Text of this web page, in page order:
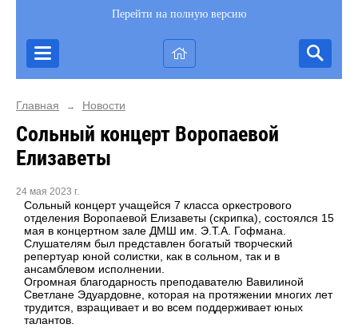
Перейти на полную версию
Главная → Новости
Сольный концерт Воропаевой
Елизаветы
24 мая 2023 г.
Сольный концерт учащейся 7 класса оркестрового
отделения Воропаевой Елизаветы (скрипка), состоялся 15
мая в концертном зале ДМШ им. Э.Т.А. Гофмана.
Слушателям был представлен богатый творческий
репертуар юной солистки, как в сольном, так и в
ансамблевом исполнении.
Огромная благодарность преподавателю Вавилиной
Светлане Эдуардовне, которая на протяжении многих лет
трудится, взращивает и во всем поддерживает юных
талантов.